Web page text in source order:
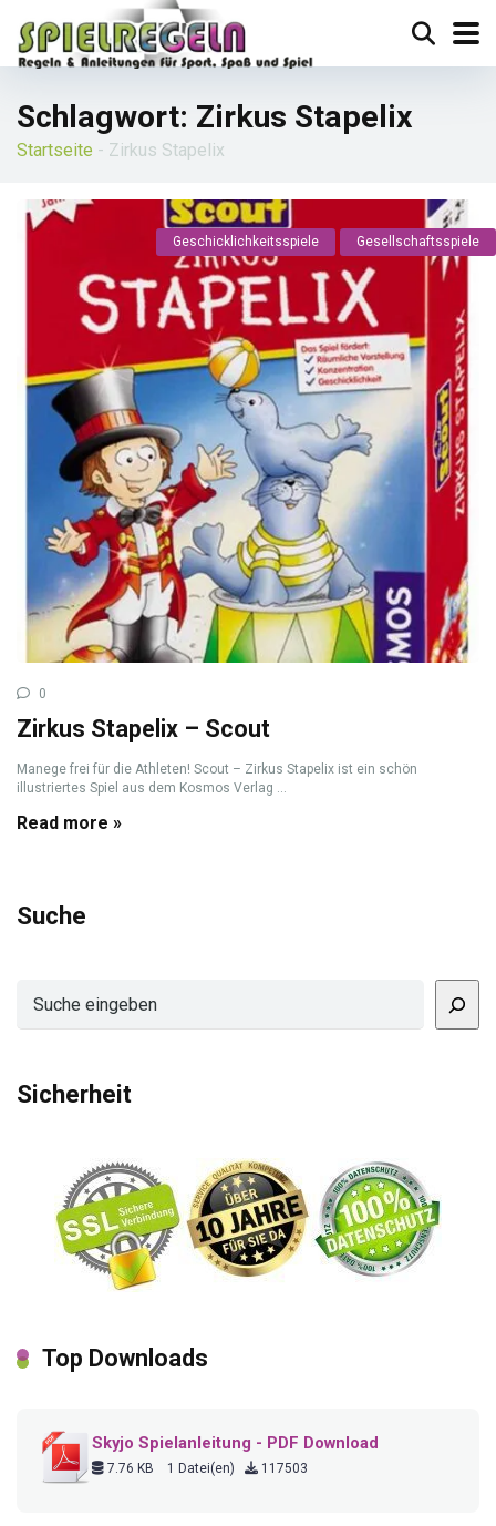
Schlagwort: Zirkus Stapelix
Startseite - Zirkus Stapelix
Geschicklichkeitsspiele Gesellschaftsspiele
0
Zirkus Stapelix – Scout
Manege frei für die Athleten! Scout – Zirkus Stapelix ist ein schön
illustriertes Spiel aus dem Kosmos Verlag ...
Read more »
Suche
Sicherheit
Top Downloads
Skyjo Spielanleitung - PDF Download
7.76 KB 1 Datei(en) 117503